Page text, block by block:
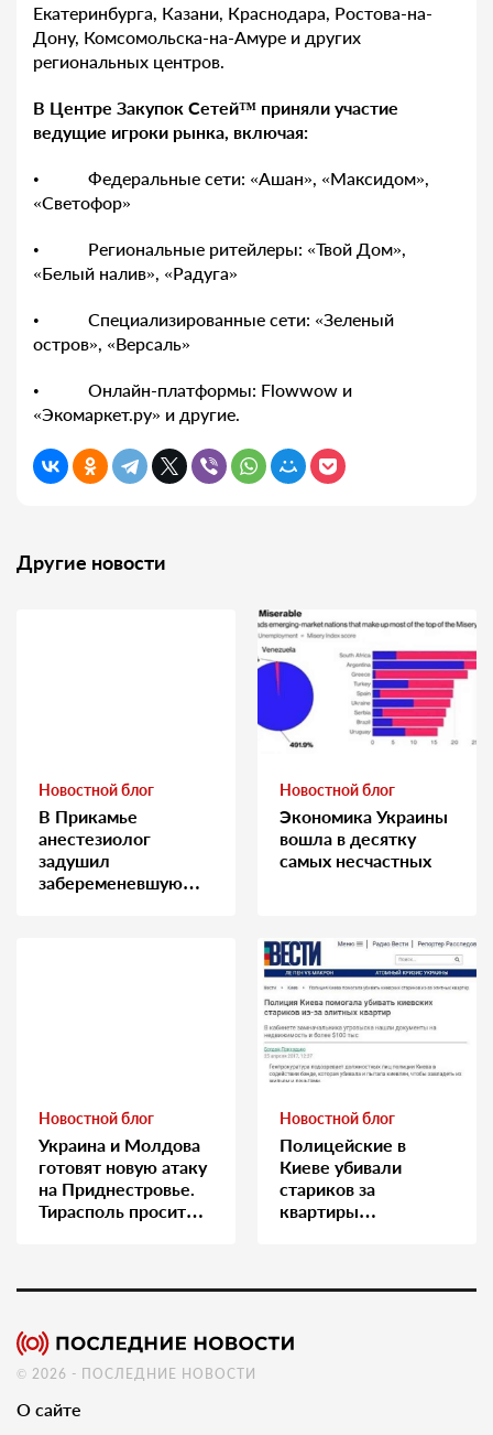
Екатеринбурга, Казани, Краснодара, Ростова-на-
Дону, Комсомольска-на-Амуре и других
региональных центров.
В Центре Закупок Сетей™ приняли участие
ведущие игроки рынка, включая:
• Федеральные сети: «Ашан», «Максидом»,
«Светофор»
• Региональные ритейлеры: «Твой Дом»,
«Белый налив», «Радуга»
• Специализированные сети: «Зеленый
остров», «Версаль»
• Онлайн-платформы: Flowwow и
«Экомаркет.ру» и другие.
Другие новости
Новостной блог
В Прикамье
анестезиолог
задушил
забеременевшую
Новостной блог
Экономика Украины
вошла в десятку
самых несчастных
Новостной блог
Украина и Молдова
готовят новую атаку
на Приднестровье.
Тирасполь просит
Новостной блог
Полицейские в
Киеве убивали
стариков за
квартиры…
© 2026 - ПОСЛЕДНИЕ НОВОСТИ
О сайте